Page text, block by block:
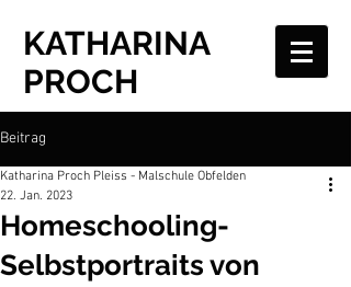
KATHARINA
PROCH
Beitrag
Homeschooling-
Selbstportraits von
Katharina Proch Pleiss - Malschule Obfelden
22. Jan. 2023